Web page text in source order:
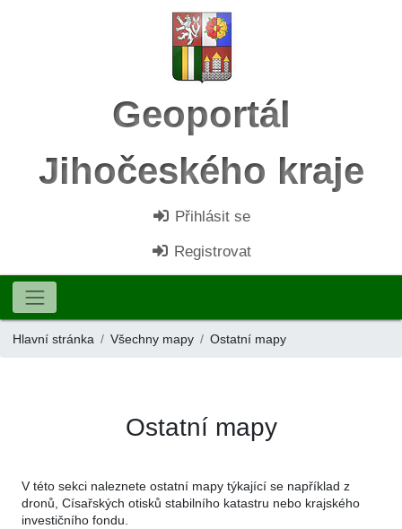
Geoportál
Jihočeského kraje
Přihlásit se
Registrovat
Hlavní stránka Všechny mapy Ostatní mapy
Ostatní mapy
V této sekci naleznete ostatní mapy týkající se například z
dronů, Císařských otisků stabilního katastru nebo krajského
investičního fondu.